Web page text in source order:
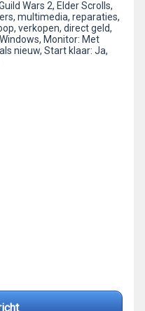
Wars 2, Elder Scrolls,
multimedia, reparaties,
verkopen, direct geld,
Monitor: Met
nieuw, Start klaar: Ja,